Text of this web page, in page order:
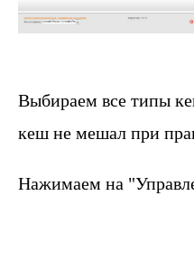
Выбираем все типы
кеш не мешал при
Нажимаем на